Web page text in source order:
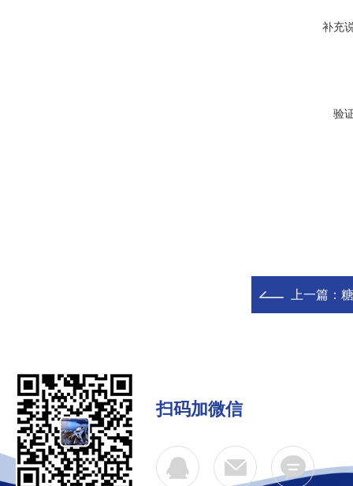
补充
验
上一篇：
扫码加微信